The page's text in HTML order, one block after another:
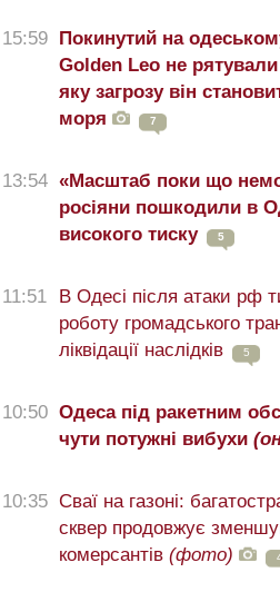
15:59
Покинутий на
Golden Leo не рятували
яку загрозу він
моря
7
13:54 «Масштаб поки що
росіяни пошкодили в
високого тиску
5
11:51
В Одесі після атаки рф
роботу громадського
ліквідації наслідків
5
10:50 Одеса під ракетним
чути потужні вибухи
10:35 Сваї на газоні:
сквер продовжує
комерсантів (фото)